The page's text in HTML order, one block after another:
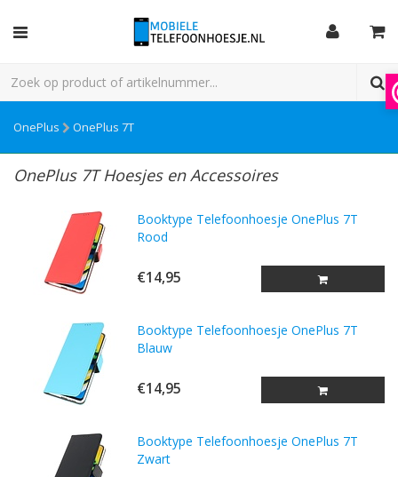
OnePlus OnePlus 7T
OnePlus 7T Hoesjes en Accessoires
Booktype Telefoonhoesje OnePlus 7T
Rood
€14,95
Booktype Telefoonhoesje OnePlus 7T
Blauw
€14,95
Booktype Telefoonhoesje OnePlus 7T
Zwart